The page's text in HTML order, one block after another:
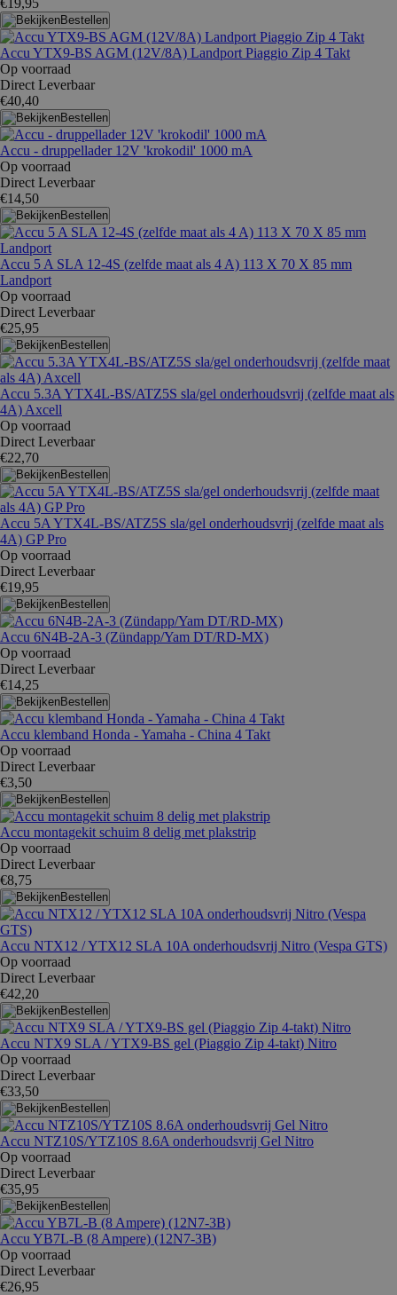
€19,95
Bestellen
Accu YTX9-BS AGM (12V/8A) Landport Piaggio Zip 4 Takt
Op voorraad
Direct Leverbaar
€40,40
Bestellen
Accu - druppellader 12V 'krokodil' 1000 mA
Op voorraad
Direct Leverbaar
€14,50
Bestellen
Accu 5 A SLA 12-4S (zelfde maat als 4 A) 113 X 70 X 85 mm
Landport
Op voorraad
Direct Leverbaar
€25,95
Bestellen
Accu 5.3A YTX4L-BS/ATZ5S sla/gel onderhoudsvrij (zelfde maat als
4A) Axcell
Op voorraad
Direct Leverbaar
€22,70
Bestellen
Accu 5A YTX4L-BS/ATZ5S sla/gel onderhoudsvrij (zelfde maat als
4A) GP Pro
Op voorraad
Direct Leverbaar
€19,95
Bestellen
Accu 6N4B-2A-3 (Zündapp/Yam DT/RD-MX)
Op voorraad
Direct Leverbaar
€14,25
Bestellen
Accu klemband Honda - Yamaha - China 4 Takt
Op voorraad
Direct Leverbaar
€3,50
Bestellen
Accu montagekit schuim 8 delig met plakstrip
Op voorraad
Direct Leverbaar
€8,75
Bestellen
Accu NTX12 / YTX12 SLA 10A onderhoudsvrij Nitro (Vespa GTS)
Op voorraad
Direct Leverbaar
€42,20
Bestellen
Accu NTX9 SLA / YTX9-BS gel (Piaggio Zip 4-takt) Nitro
Op voorraad
Direct Leverbaar
€33,50
Bestellen
Accu NTZ10S/YTZ10S 8.6A onderhoudsvrij Gel Nitro
Op voorraad
Direct Leverbaar
€35,95
Bestellen
Accu YB7L-B (8 Ampere) (12N7-3B)
Op voorraad
Direct Leverbaar
€26,95